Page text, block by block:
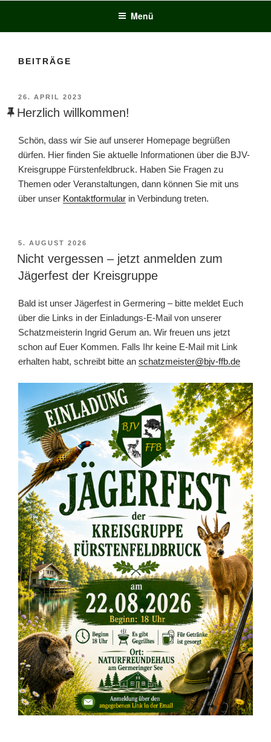
Menü
BEITRÄGE
VERÖFFENTLICHT
AM
26. APRIL 2023
Herzlich willkommen!
Schön, dass wir Sie auf unserer Homepage begrüßen
dürfen. Hier finden Sie aktuelle Informationen über die BJV-
Kreisgruppe Fürstenfeldbruck. Haben Sie Fragen zu
Themen oder Veranstaltungen, dann können Sie mit uns
über unser Kontaktformular in Verbindung treten.
VERÖFFENTLICHT
AM
5. AUGUST 2026
Nicht vergessen – jetzt anmelden zum
Jägerfest der Kreisgruppe
Bald ist unser Jägerfest in Germering – bitte meldet Euch
über die Links in der Einladungs-E-Mail von unserer
Schatzmeisterin Ingrid Gerum an. Wir freuen uns jetzt
schon auf Euer Kommen. Falls Ihr keine E-Mail mit Link
erhalten habt, schreibt bitte an schatzmeister@bjv-ffb.de